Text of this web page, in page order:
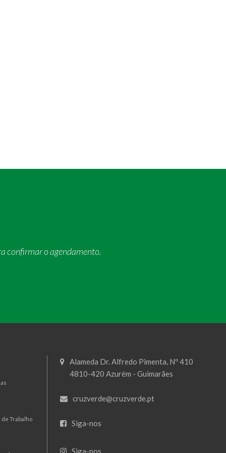
confirmar o agendamento.
Trabalho
Alameda Dr. Alfredo Pimenta, Nº 410
4810-420 Azurém - Guimarães
cruzverde@cruzverde.pt
Siga-nos
Siga-nos